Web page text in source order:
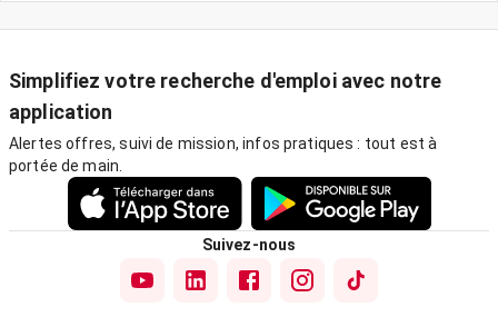
Simplifiez votre recherche d'emploi avec notre
application
Alertes offres, suivi de mission, infos pratiques : tout est à
portée de main.
Suivez-nous